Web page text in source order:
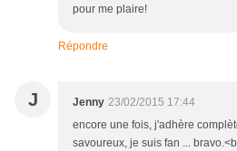
pour me plaire!
Répondre
J Jenny 23/02/2015 17:44
encore une fois, j'adhère
savoureux, je suis fan ...